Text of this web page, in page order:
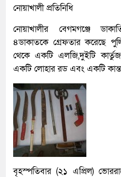
নোয়াখালী প্রতিনিধি
নোয়াখালীর বেগমগঞ্জে
৪ডাকাতকে গ্রেফতার করেছে
থেকে একটি এলজি,দুইটি
একটি লোহার রড এবং একটি
বৃহস্পতিবার (২১ এপ্রিল)